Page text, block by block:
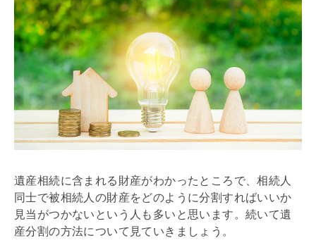
遺産相続に含まれる財産がわかったところで、相続人
同士で被相続人の財産をどのように分割すればいいか
見当がつかないという人も多いと思います。続いて遺
産分割の方法について見ていきましょう。